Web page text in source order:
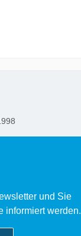
und Sie
informiert werden.